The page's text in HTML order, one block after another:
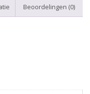
Beoordelingen (0)